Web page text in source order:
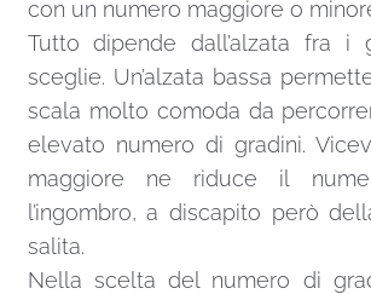
con un numero maggiore o
Tutto dipende dall’alzata fra i
sceglie. Un’alzata bassa
scala molto comoda da
elevato numero di gradini.
maggiore ne riduce il
l’ingombro, a discapito però
salita.
Nella scelta del numero di